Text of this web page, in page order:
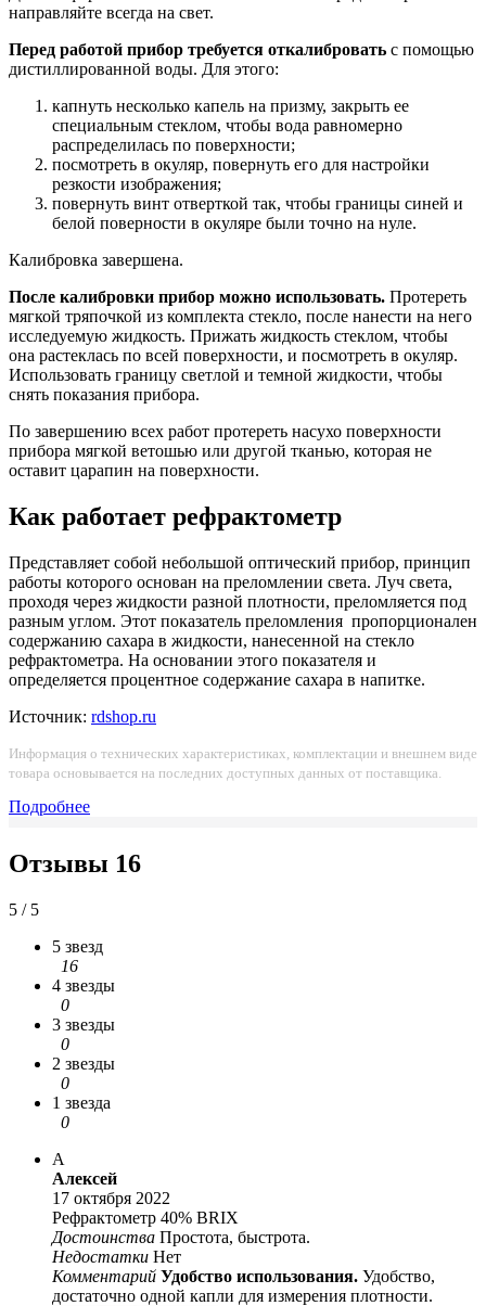
направляйте всегда на свет.
Перед работой прибор требуется откалибровать с помощью
дистиллированной воды. Для этого:
капнуть несколько капель на призму, закрыть ее
специальным стеклом, чтобы вода равномерно
распределилась по поверхности;
посмотреть в окуляр, повернуть его для настройки
резкости изображения;
повернуть винт отверткой так, чтобы границы синей и
белой поверности в окуляре были точно на нуле.
Калибровка завершена.
После калибровки прибор можно использовать. Протереть
мягкой тряпочкой из комплекта стекло, после нанести на него
исследуемую жидкость. Прижать жидкость стеклом, чтобы
она растеклась по всей поверхности, и посмотреть в окуляр.
Использовать границу светлой и темной жидкости, чтобы
снять показания прибора.
По завершению всех работ протереть насухо поверхности
прибора мягкой ветошью или другой тканью, которая не
оставит царапин на поверхности.
Как работает рефрактометр
Представляет собой небольшой оптический прибор, принцип
работы которого основан на преломлении света. Луч света,
проходя через жидкости разной плотности, преломляется под
разным углом. Этот показатель преломления пропорционален
содержанию сахара в жидкости, нанесенной на стекло
рефрактометра. На основании этого показателя и
определяется процентное содержание сахара в напитке.
Источник: rdshop.ru
Информация о технических характеристиках, комплектации и внешнем виде
товара основывается на последних доступных данных от поставщика.
Подробнее
Отзывы 16
5 / 5
5 звезд
16
4 звезды
0
3 звезды
0
2 звезды
0
1 звезда
0
А
Алексей
17 октября 2022
Рефрактометр 40% BRIX
Достоинства Простота, быстрота.
Недостатки Нет
Комментарий Удобство использования. Удобство,
достаточно одной капли для измерения плотности.